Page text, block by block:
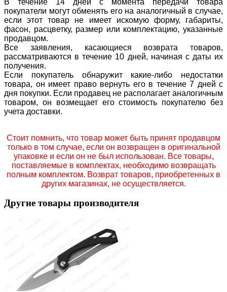
покупатели могут обменять его на аналогичный в случае,
если этот товар не имеет искомую форму, габариты,
фасон, расцветку, размер или комплектацию, указанные
продавцом.
Все заявления, касающиеся возврата товаров,
рассматриваются в течение 10 дней, начиная с даты их
получения.
Если покупатель обнаружит какие-либо недостатки
товара, он имеет право вернуть его в течение 7 дней с
дня покупки. Если продавец не располагает аналогичным
товаром, он возмещает его стоимость покупателю без
учета доставки.
Стоит помнить, что товар может быть принят продавцом
только в том случае, если он возвращен в оригинальной
упаковке и если он не был использован. Все товары,
поставляемые в комплектах, необходимо возвращать
полным комплектом. Возврат товаров, приобретенных в
других магазинах, не осуществляется.
Другие товары производителя